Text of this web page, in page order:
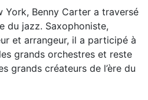
York, Benny Carter a traversé
du jazz. Saxophoniste,
et arrangeur, il a participé à
grands orchestres et reste
grands créateurs de l’ère du